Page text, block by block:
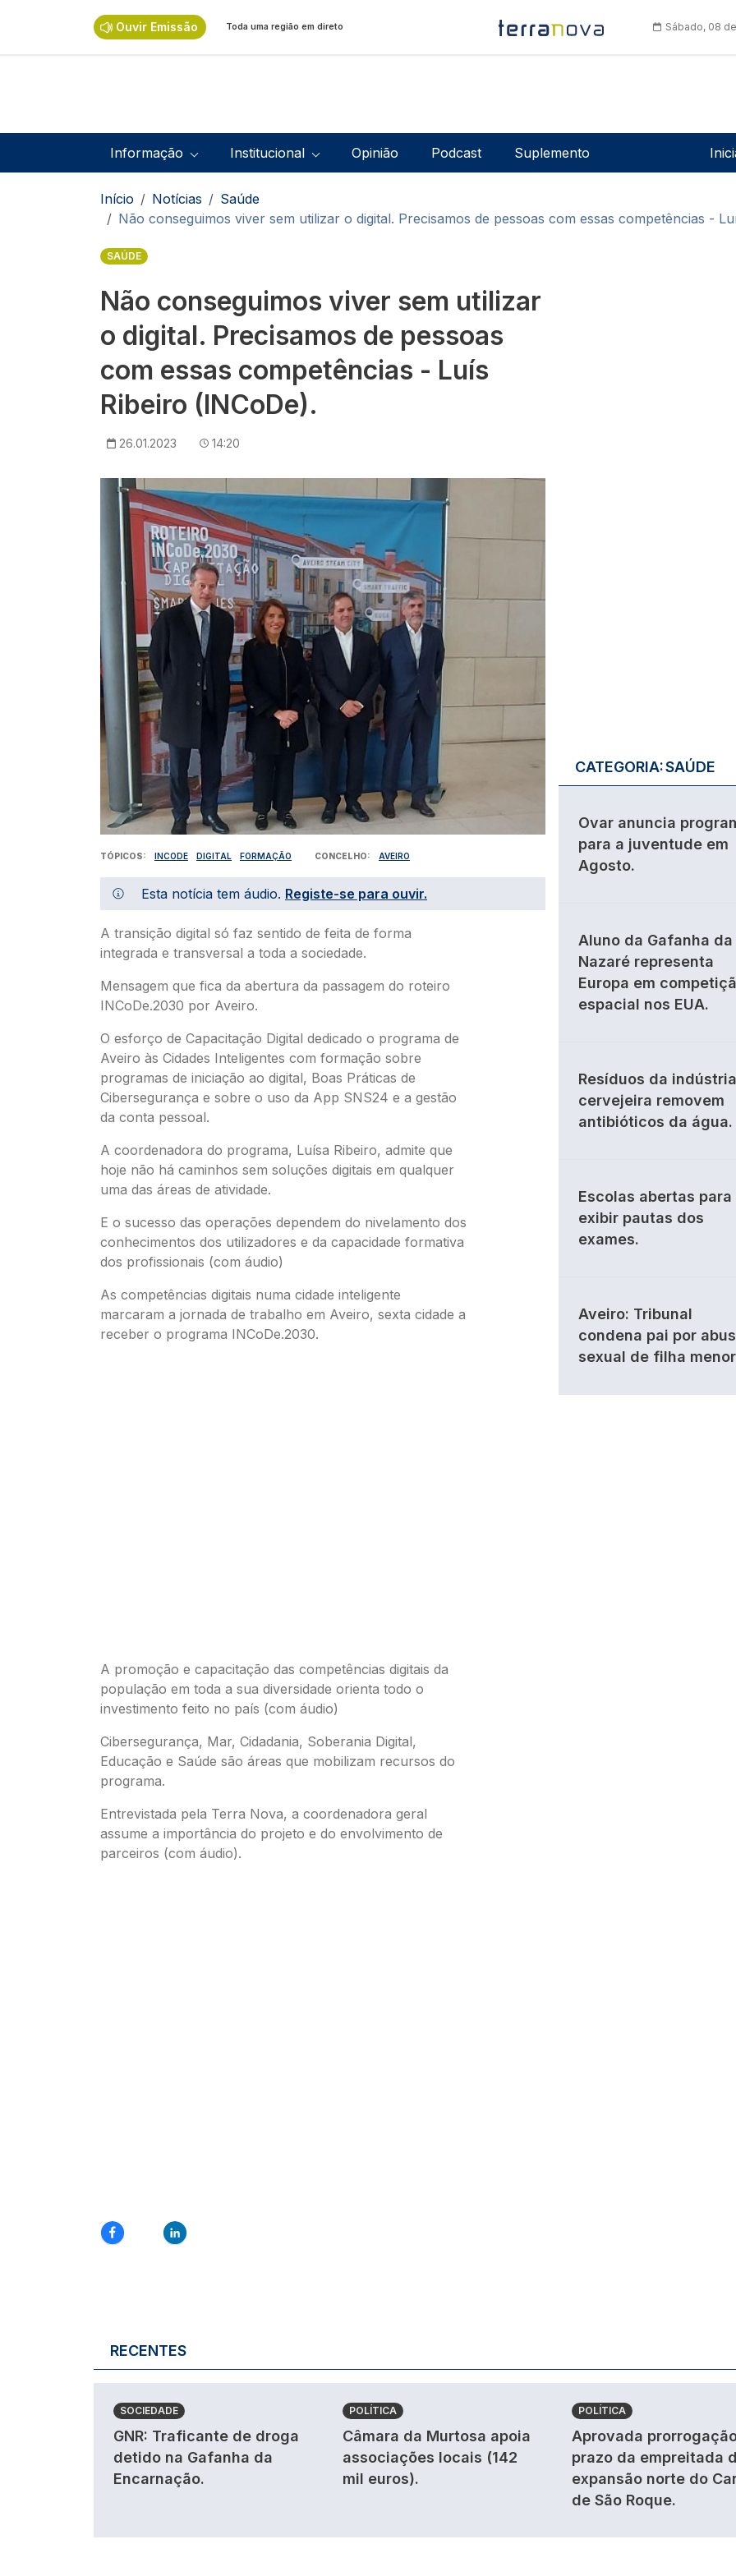
Ouvir Emissão Toda uma região em direto Sábado, 08
Navegação principal
Informação Institucional Opinião Podcast Suplemento
Navegação estrutural
Início Notícias
Saúde
Não conseguimos viver sem utilizar o digital. Precisamos de pessoas com essas competências -
SAÚDE
Não conseguimos viver sem utilizar
o digital. Precisamos de pessoas
com essas competências - Luís
Ribeiro (INCoDe).
26.01.2023 14:20
Imagem
TÓPICOS INCODE DIGITAL FORMAÇÃO CONCELHO AVEIRO
Esta notícia tem áudio. Registe-se para ouvir.
A transição digital só faz sentido de feita de forma
integrada e transversal a toda a sociedade.
Mensagem que fica da abertura da passagem do roteiro
INCoDe.2030 por Aveiro.
O esforço de Capacitação Digital dedicado o programa de
Aveiro às Cidades Inteligentes com formação sobre
programas de iniciação ao digital, Boas Práticas de
Cibersegurança e sobre o uso da App SNS24 e a gestão
da conta pessoal.
A coordenadora do programa, Luísa Ribeiro, admite que
hoje não há caminhos sem soluções digitais em qualquer
uma das áreas de atividade.
E o sucesso das operações dependem do nivelamento dos
conhecimentos dos utilizadores e da capacidade formativa
dos profissionais (com áudio)
As competências digitais numa cidade inteligente
marcaram a jornada de trabalho em Aveiro, sexta cidade a
receber o programa INCoDe.2030.
A promoção e capacitação das competências digitais da
população em toda a sua diversidade orienta todo o
investimento feito no país (com áudio)
Cibersegurança, Mar, Cidadania, Soberania Digital,
Educação e Saúde são áreas que mobilizam recursos do
programa.
Entrevistada pela Terra Nova, a coordenadora geral
assume a importância do projeto e do envolvimento de
parceiros (com áudio).
CATEGORIA:SAÚDE
Ovar anuncia
para a juventude em
Agosto.
Aluno da Gafanha da
Nazaré representa
Europa em
espacial nos EUA.
Resíduos da indústria
cervejeira removem
antibióticos da água.
Escolas abertas para
exibir pautas dos
exames.
Aveiro: Tribunal
condena pai por
sexual de filha
RECENTES
SOCIEDADE
GNR: Traficante de droga
detido na Gafanha da
Encarnação.
POLÍTICA
Câmara da Murtosa apoia
associações locais (142
mil euros).
POLÍTICA
Aprovada
prazo da empreitada
expansão norte do
de São Roque.